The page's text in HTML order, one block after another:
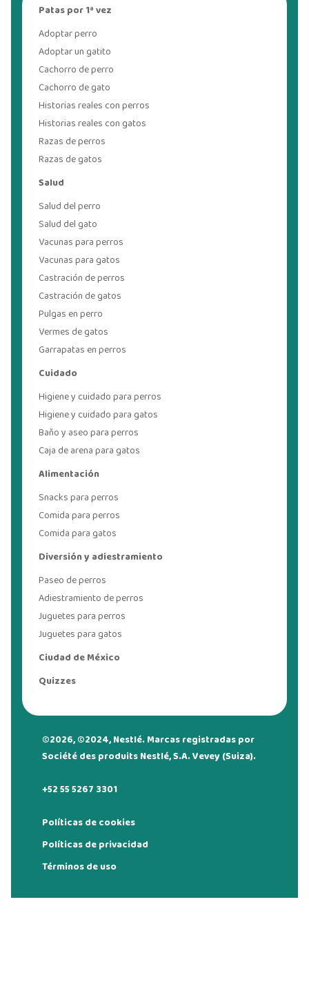
Patas por 1ª vez
Adoptar perro
Adoptar un gatito
Cachorro de perro
Cachorro de gato
Historias reales con perros
Historias reales con gatos
Razas de perros
Razas de gatos
Salud
Salud del perro
Salud del gato
Vacunas para perros
Vacunas para gatos
Castración de perros
Castración de gatos
Pulgas en perro
Vermes de gatos
Garrapatas en perros
Cuidado
Higiene y cuidado para perros
Higiene y cuidado para gatos
Baño y aseo para perros
Caja de arena para gatos
Alimentación
Snacks para perros
Comida para perros
Comida para gatos
Diversión y adiestramiento
Paseo de perros
Adiestramiento de perros
Juguetes para perros
Juguetes para gatos
Ciudad de México
Quizzes
©2026, ©2024, Nestlé. Marcas registradas por
Société des produits Nestlé, S.A. Vevey (Suiza).
+52 55 5267 3301
Políticas de cookies
Políticas de privacidad
Términos de uso